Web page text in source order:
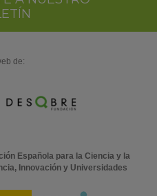
de:
Española para la Ciencia y la
Innovación y Universidades